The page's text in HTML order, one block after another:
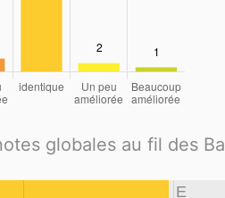
globales au fil des
E